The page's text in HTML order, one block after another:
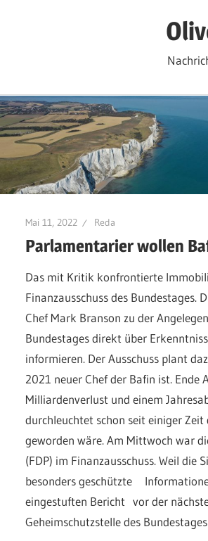
Mai 11, 2022 Reda
Parlamentarier wollen
Das mit Kritik konfrontierte
Finanzausschuss des
Chef Mark Branson zu der
Bundestages direkt über
informieren. Der Ausschuss plant
2021 neuer Chef der Bafin ist.
Milliardenverlust und einem
durchleuchtet schon seit einiger
geworden wäre. Am Mittwoch war
(FDP) im Finanzausschuss. Weil
besonders geschützte
eingestuften Bericht vor der
Geheimschutzstelle des